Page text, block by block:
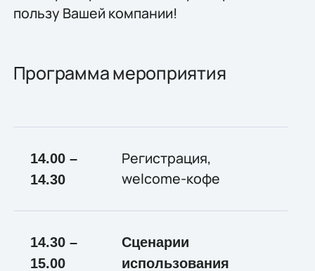
пользу Вашей компании!
Программа мероприятия
14.00 –
14.30
Регистрация,
welcome-кофе
14.30 –
15.00
Сценарии
использования